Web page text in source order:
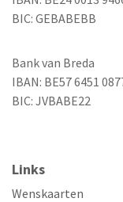
BIC: GEBABEBB
Bank van Breda
IBAN: BE57 6451
BIC: JVBABE22
Links
Wenskaarten